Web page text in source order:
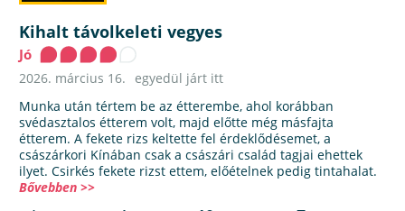
Kihalt távolkeleti vegyes
Jó
2026. március 16.
egyedül járt itt
Munka után tértem be az étterembe, ahol korábban
svédasztalos étterem volt, majd előtte még másfajta
étterem. A fekete rizs keltette fel érdeklődésemet, a
császárkori Kínában csak a császári család tagjai ehettek
ilyet. Csirkés fekete rizst ettem, előételnek pedig tintahalat.
Bővebben >>